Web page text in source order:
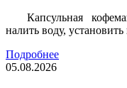
Капсульная
налить воду,
Подробнее
05.08.2026